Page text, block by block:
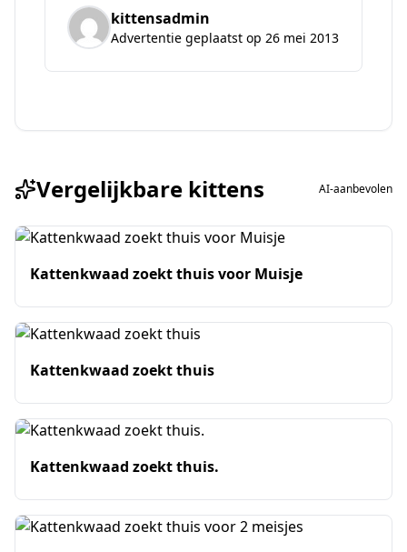
kittensadmin
Advertentie geplaatst op 26 mei 2013
Vergelijkbare kittens AI-aanbevolen
Kattenkwaad zoekt thuis voor Muisje
Kattenkwaad zoekt thuis
Kattenkwaad zoekt thuis.